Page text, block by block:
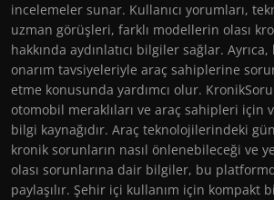
incelemeler sunar. Kullanıcı yorumları,
uzman görüşleri, farklı modellerin olası
hakkında aydınlatıcı bilgiler sağlar.
onarım tavsiyeleriyle araç sahiplerine
etme konusunda yardımcı olur.
otomobil meraklıları ve araç sahipleri için
bilgi kaynağıdır. Araç teknolojilerindeki
kronik sorunların nasıl önlenebileceği ve
olası sorunlarına dair bilgiler, bu
paylaşılır. Şehir içi kullanım için kompakt